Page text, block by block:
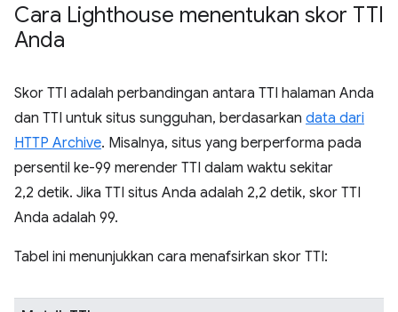
Cara Lighthouse menentukan skor TTI
Anda
Skor TTI adalah perbandingan antara TTI halaman Anda
dan TTI untuk situs sungguhan, berdasarkan data dari
HTTP Archive. Misalnya, situs yang berperforma pada
persentil ke-99 merender TTI dalam waktu sekitar
2,2 detik. Jika TTI situs Anda adalah 2,2 detik, skor TTI
Anda adalah 99.
Tabel ini menunjukkan cara menafsirkan skor TTI: